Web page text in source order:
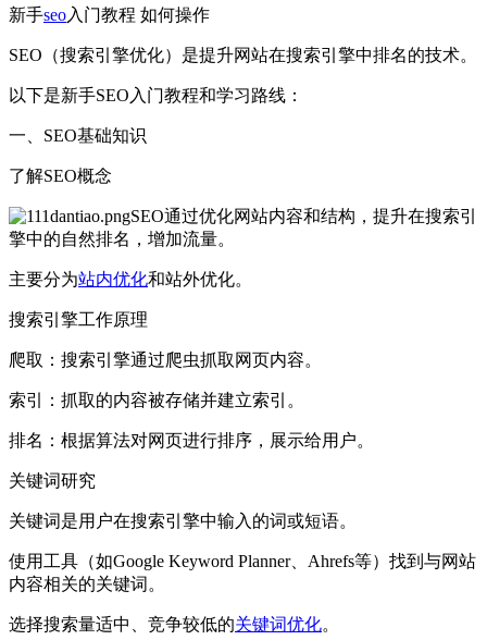
新手seo入门教程 如何操作
SEO（搜索引擎优化）是提升网站在搜索引擎中排名的技术。
以下是新手SEO入门教程和学习路线：
一、SEO基础知识
了解SEO概念
SEO通过优化网站内容和结构，提升在搜索引
擎中的自然排名，增加流量。
主要分为站内优化和站外优化。
搜索引擎工作原理
爬取：搜索引擎通过爬虫抓取网页内容。
索引：抓取的内容被存储并建立索引。
排名：根据算法对网页进行排序，展示给用户。
关键词研究
关键词是用户在搜索引擎中输入的词或短语。
使用工具（如Google Keyword Planner、Ahrefs等）找到与网站
内容相关的关键词。
选择搜索量适中、竞争较低的关键词优化。